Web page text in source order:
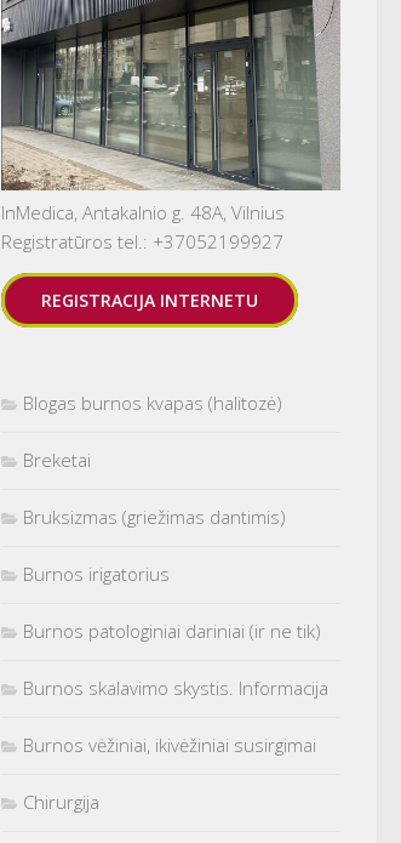
InMedica, Antakalnio g. 48A, Vilnius
Registratūros tel.: +37052199927
REGISTRACIJA INTERNETU
Blogas burnos kvapas (halitozė)
Breketai
Bruksizmas (griežimas dantimis)
Burnos irigatorius
Burnos patologiniai dariniai (ir ne tik)
Burnos skalavimo skystis. Informacija
Burnos vėžiniai, ikivėžiniai susirgimai
Chirurgija